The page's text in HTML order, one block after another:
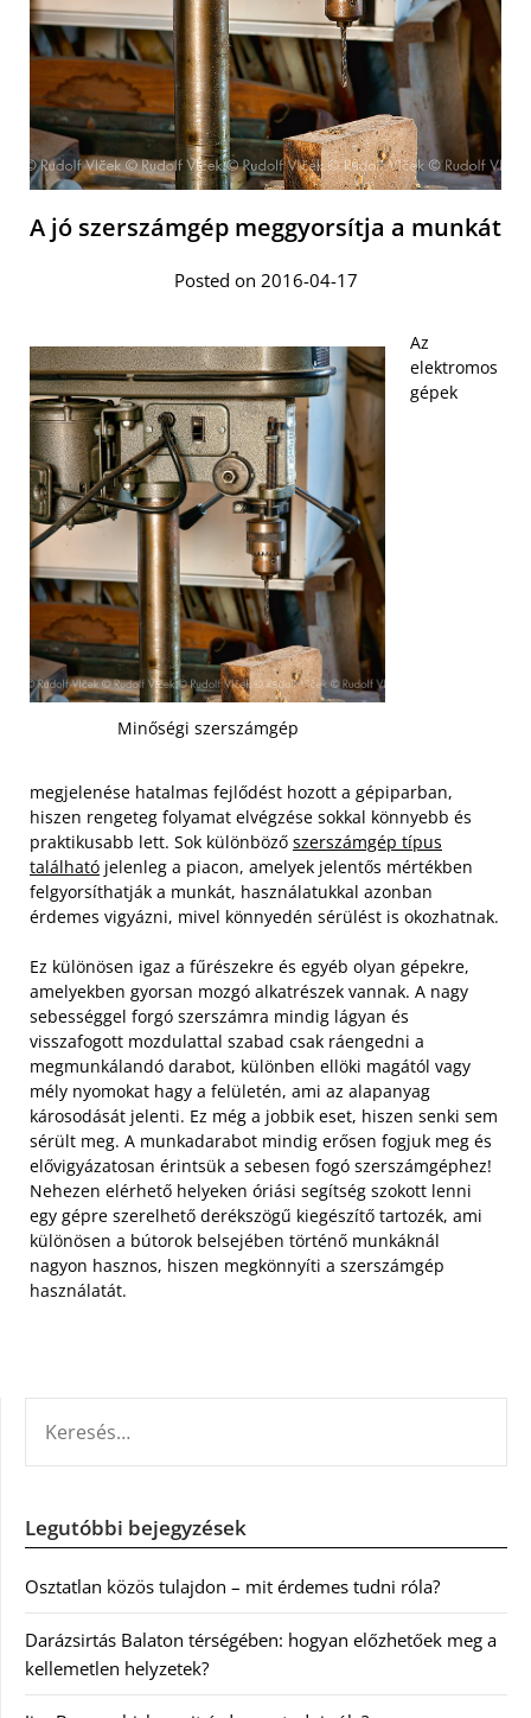
A jó szerszámgép meggyorsítja a munkát
Posted on 2016-04-17
Minőségi szerszámgép
Az
elektromos
gépek
megjelenése hatalmas fejlődést hozott a gépiparban,
hiszen rengeteg folyamat elvégzése sokkal könnyebb és
praktikusabb lett. Sok különböző szerszámgép típus
található jelenleg a piacon, amelyek jelentős mértékben
felgyorsíthatják a munkát, használatukkal azonban
érdemes vigyázni, mivel könnyedén sérülést is okozhatnak.
Ez különösen igaz a fűrészekre és egyéb olyan gépekre,
amelyekben gyorsan mozgó alkatrészek vannak. A nagy
sebességgel forgó szerszámra mindig lágyan és
visszafogott mozdulattal szabad csak ráengedni a
megmunkálandó darabot, különben ellöki magától vagy
mély nyomokat hagy a felületén, ami az alapanyag
károsodását jelenti. Ez még a jobbik eset, hiszen senki sem
sérült meg. A munkadarabot mindig erősen fogjuk meg és
elővigyázatosan érintsük a sebesen fogó szerszámgéphez!
Nehezen elérhető helyeken óriási segítség szokott lenni
egy gépre szerelhető derékszögű kiegészítő tartozék, ami
különösen a bútorok belsejében történő munkáknál
nagyon hasznos, hiszen megkönnyíti a szerszámgép
használatát.
Legutóbbi bejegyzések
Osztatlan közös tulajdon – mit érdemes tudni róla?
Darázsirtás Balaton térségében: hogyan előzhetőek meg a
kellemetlen helyzetek?